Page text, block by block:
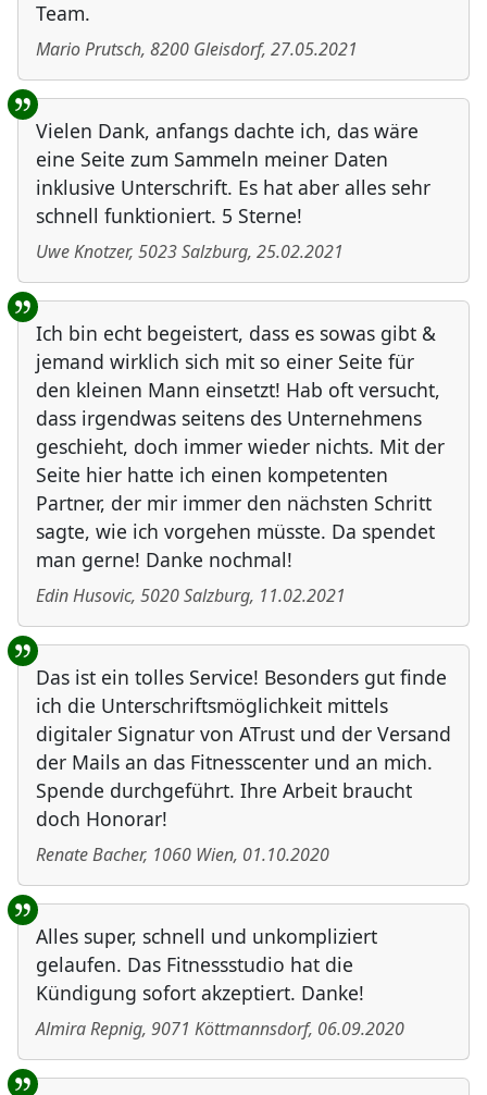
Team.
Mario Prutsch, 8200 Gleisdorf, 27.05.2021
Vielen Dank, anfangs dachte ich, das wäre
eine Seite zum Sammeln meiner Daten
inklusive Unterschrift. Es hat aber alles sehr
schnell funktioniert. 5 Sterne!
Uwe Knotzer, 5023Salzburg, 25.02.2021
Ich bin echt begeistert, dass es sowas gibt &
jemand wirklich sich mit so einer Seite für
den kleinen Mann einsetzt! Hab oft versucht,
dass irgendwas seitens des Unternehmens
geschieht, doch immer wieder nichts. Mit der
Seite hier hatte ich einen kompetenten
Partner, der mir immer den nächsten Schritt
sagte, wie ich vorgehen müsste. Da spendet
man gerne! Danke nochmal!
Edin Husovic, 5020Salzburg, 11.02.2021
Das ist ein tolles Service! Besonders gut finde
ich die Unterschriftsmöglichkeit mittels
digitaler Signatur von ATrust und der Versand
der Mails an das Fitnesscenter und an mich.
Spende durchgeführt. Ihre Arbeit braucht
doch Honorar!
Renate Bacher, 1060 Wien, 01.10.2020
Alles super, schnell und unkompliziert
gelaufen. Das Fitnessstudio hat die
Kündigung sofort akzeptiert. Danke!
Almira Repnig, 9071 Köttmannsdorf, 06.09.2020